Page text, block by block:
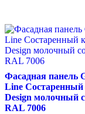
Фасадная панель
Line
Design молочный
RAL 7006